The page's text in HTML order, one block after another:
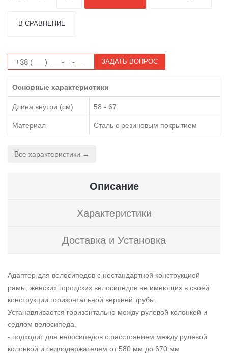
В СРАВНЕНИЕ
ЗАДАТЬ ВОПРОС
Основные характеристики
Длина внутри (см) 58 - 67
Материал Сталь с резиновым покрытием
Все характеристики →
Описание
Характеристики
Доставка и Установка
Адаптер для велосипедов с нестандартной конструкцией
рамы, женских городских велосипедов не имеющих в своей
конструкции горизонтальной верхней трубы.
Устанавливается горизонтально между рулевой колонкой и
седлом велосипеда.
- подходит для велосипедов с расстоянием между рулевой
колонкой и седлодержателем от 580 мм до 670 мм